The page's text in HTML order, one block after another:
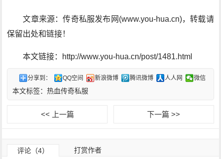
文章来源：传奇私服发布网(www.you-hua.cn)，转载请
保留出处和链接！
本文链接：http://www.you-hua.cn/post/1481.html
分享到： QQ空间 新浪微博 腾讯微博 人人网 微信
本文标签：热血传奇私服
<< 上一篇 下一篇 >>
评论（4） 打赏作者